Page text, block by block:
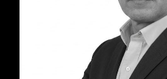
Eduardo
Eduardo Piraján Ovalle es
y financiero con más de 20
en estrategia corporativa,
generación de valor. Es
partner de Grandes